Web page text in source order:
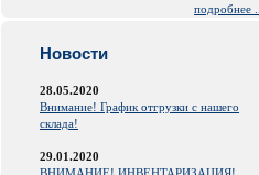
подробнее ...
Новости
28.05.2020
Внимание! График отгрузки с нашего
склада!
29.01.2020